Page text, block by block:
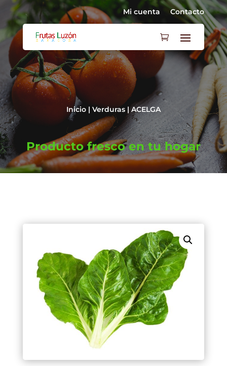
Mi cuenta Contacto
Inicio| Verduras| ACELGA
Producto fresco en tu hogar